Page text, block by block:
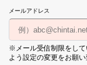
メールアドレス
※メール受信制限をして
よう設定の変更をお願い